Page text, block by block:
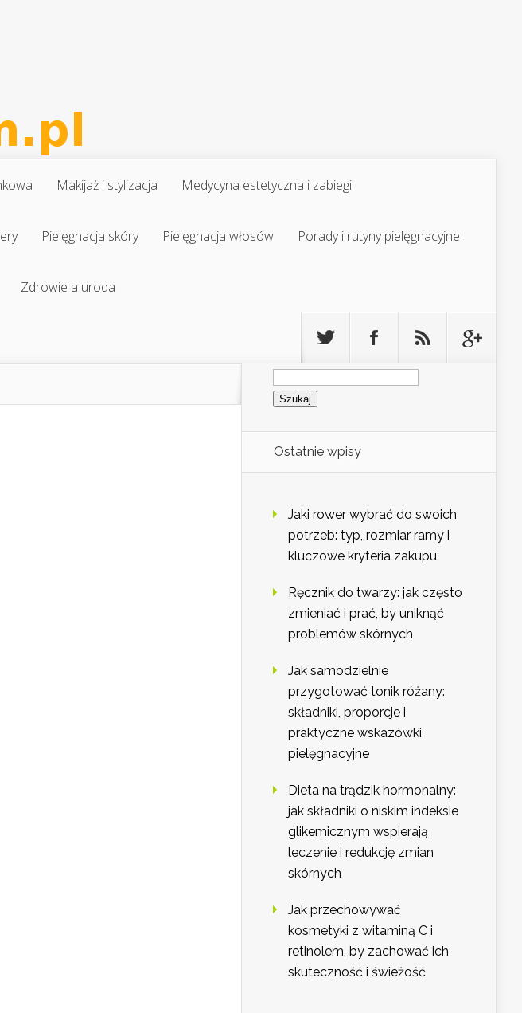
Makijaż i stylizacja Medycyna estetyczna i zabiegi
Pielęgnacja skóry Pielęgnacja włosów Porady i rutyny pielęgnacyjne
Zdrowie a uroda
Szukaj:
Ostatnie wpisy
Jaki rower wybrać do swoich
potrzeb: typ, rozmiar ramy i
kluczowe kryteria zakupu
Ręcznik do twarzy: jak często
zmieniać i prać, by uniknąć
problemów skórnych
Jak samodzielnie
przygotować tonik różany:
składniki, proporcje i
praktyczne wskazówki
pielęgnacyjne
Dieta na trądzik hormonalny:
jak składniki o niskim indeksie
glikemicznym wspierają
leczenie i redukcję zmian
skórnych
Jak przechowywać
kosmetyki z witaminą C i
retinolem, by zachować ich
skuteczność i świeżość